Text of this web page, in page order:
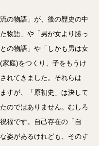
の物語」が、後の歴史の中
物語」や「男が女より勝っ
の物語」や「しかも男は女
庭)をつくり、子をもうけ
れてきました。それらは
すが、「原初史」は決して
のではありません。むしろ
福です。自己存在の「自
姿があるけれども、そのす